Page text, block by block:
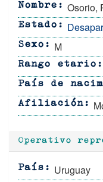
Nombre Osorio,
Estado
Sexo M
Rango etario
País de
Afiliación
Operativo
País Uruguay